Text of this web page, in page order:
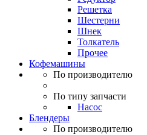
Решетка
Шестерни
Шнек
Толкатель
Прочее
Кофемашины
По производителю
По типу запчасти
Насос
Блендеры
По производителю